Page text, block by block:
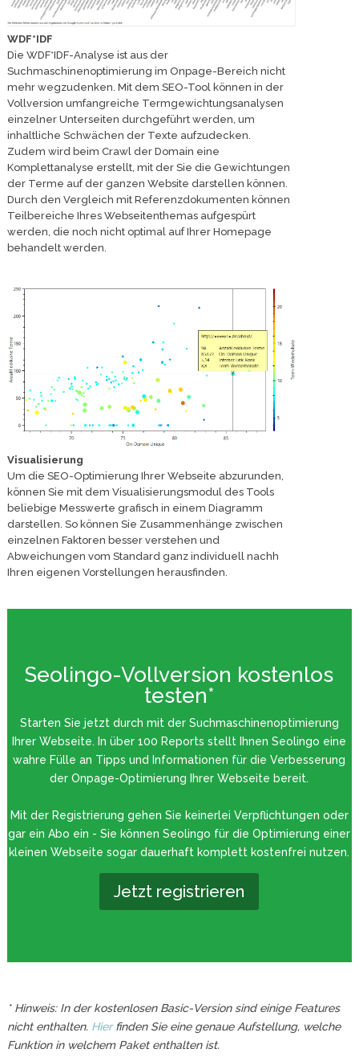
WDF*IDF
Die WDF*IDF-Analyse ist aus der
Suchmaschinenoptimierung im Onpage-Bereich nicht
mehr wegzudenken. Mit dem SEO-Tool können in der
Vollversion umfangreiche Termgewichtungsanalysen
einzelner Unterseiten durchgeführt werden, um
inhaltliche Schwächen der Texte aufzudecken.
Zudem wird beim Crawl der Domain eine
Komplettanalyse erstellt, mit der Sie die Gewichtungen
der Terme auf der ganzen Website darstellen können.
Durch den Vergleich mit Referenzdokumenten können
Teilbereiche Ihres Webseitenthemas aufgespürt
werden, die noch nicht optimal auf Ihrer Homepage
behandelt werden.
Visualisierung
Um die SEO-Optimierung Ihrer Webseite abzurunden,
können Sie mit dem Visualisierungsmodul des Tools
beliebige Messwerte grafisch in einem Diagramm
darstellen. So können Sie Zusammenhänge zwischen
einzelnen Faktoren besser verstehen und
Abweichungen vom Standard ganz individuell nachh
Ihren eigenen Vorstellungen herausfinden.
Seolingo-Vollversion kostenlos
testen*
Starten Sie jetzt durch mit der Suchmaschinenoptimierung
Ihrer Webseite. In über 100 Reports stellt Ihnen Seolingo eine
wahre Fülle an Tipps und Informationen für die Verbesserung
der Onpage-Optimierung Ihrer Webseite bereit.
Mit der Registrierung gehen Sie keinerlei Verpflichtungen oder
gar ein Abo ein - Sie können Seolingo für die Optimierung einer
kleinen Webseite sogar dauerhaft komplett kostenfrei nutzen.
Jetzt registrieren
* Hinweis: In der kostenlosen Basic-Version sind einige Features
nicht enthalten. Hierfinden Sie eine genaue Aufstellung, welche
Funktion in welchem Paket enthalten ist.